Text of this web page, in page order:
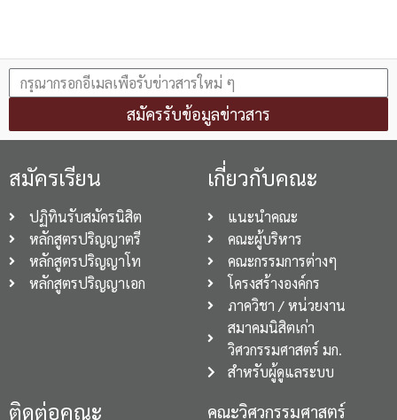
สมัครรับข้อมูลข่าวสาร
สมัครเรียน
ปฏิทินรับสมัครนิสิต
หลักสูตรปริญญาตรี
หลักสูตรปริญญาโท
หลักสูตรปริญญาเอก
เกี่ยวกับคณะ
แนะนำคณะ
คณะผู้บริหาร
คณะกรรมการต่างๆ
โครงสร้างองค์กร
ภาควิชา / หน่วยงาน
สมาคมนิสิตเก่า
วิศวกรรมศาสตร์ มก.
สำหรับผู้ดูแลระบบ
ติดต่อคณะ คณะวิศวกรรมศาสตร์